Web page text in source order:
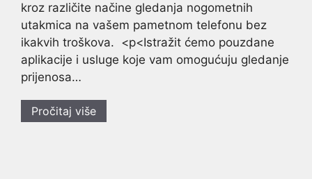
kroz različite načine gledanja nogometnih
utakmica na vašem pametnom telefonu bez
ikakvih troškova. <p<Istražit ćemo pouzdane
aplikacije i usluge koje vam omogućuju gledanje
prijenosa…
Pročitaj više